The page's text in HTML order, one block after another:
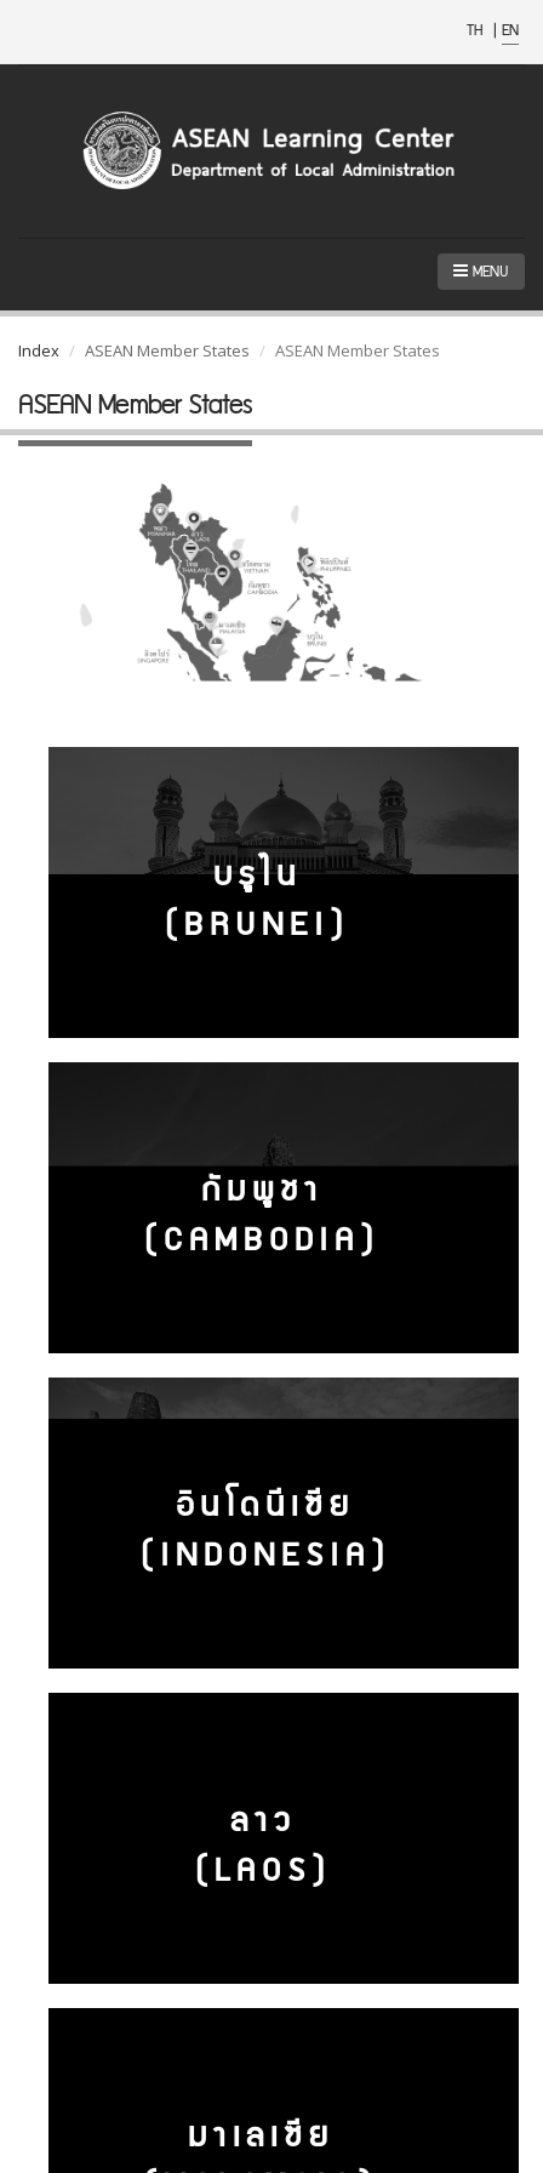
TH | EN
MENU
Index ASEAN Member States ASEAN Member States
ASEAN Member States
บรูไน
(BRUNEI)
กัมพูชา
(CAMBODIA)
อินโดนีเซีย
(INDONESIA)
ลาว
(LAOS)
มาเลเซีย